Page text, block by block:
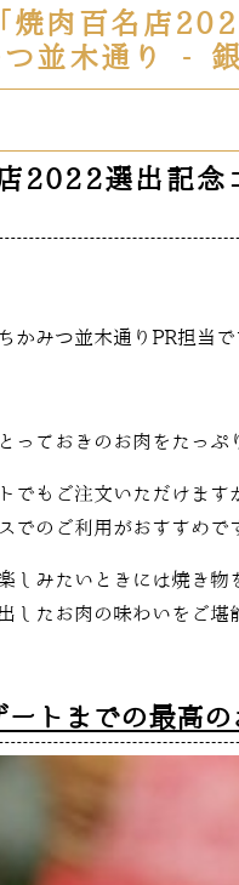
焼肉百名店
つ並木通り -
店2022選出記
かみつ並木通りPR担当で
っておきのお肉をたっぷ
でもご注文いただけま
でのご利用がおすすめで
しみたいときには焼き
したお肉の味わいをご堪
トまでの最高